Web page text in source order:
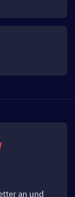
an und